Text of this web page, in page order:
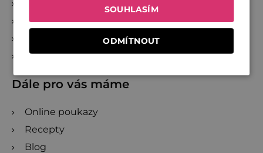
Velkoobchod
Věrnostní program
Dále pro vás máme
Online poukazy
Recepty
Blog
SOUHLASÍM
ODMÍTNOUT